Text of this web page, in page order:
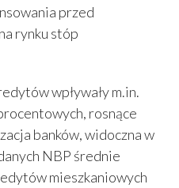
przed
rynku stóp
wpływały m.in.
rosnące
banków, widoczna w
NBP średnie
mieszkaniowych